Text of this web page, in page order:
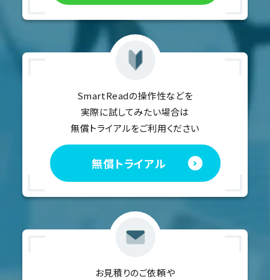
SmartReadの操作性などを
実際に試してみたい場合は
無償トライアルをご利用ください
無償トライアル
お見積りのご依頼や